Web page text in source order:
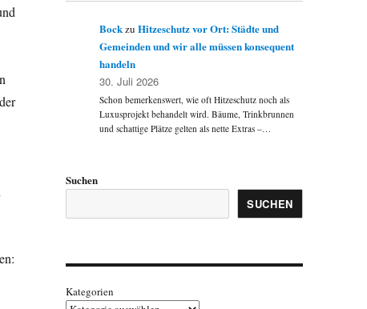
BockzuHitzeschutz vor Ort: Städte und
Gemeinden und wir alle müssen konsequent
handeln
30. Juli 2026
Schon bemerkenswert, wie oft Hitzeschutz noch als
Luxusprojekt behandelt wird. Bäume, Trinkbrunnen
und schattige Plätze gelten als nette Extras –…
Suchen
SUCHEN
Kategorien